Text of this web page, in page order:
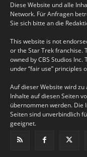
Diese Website und alle
Network. Für Anfragen
Sie sich bitte an die
This website is not
or the Star Trek franchise.
owned by CBS Studios
under “fair use” principles
Auf dieser Website wird
Inhalte auf diesen Seiten
übernommen werden. Die
Seiten sind unverbindlich
geeignet.